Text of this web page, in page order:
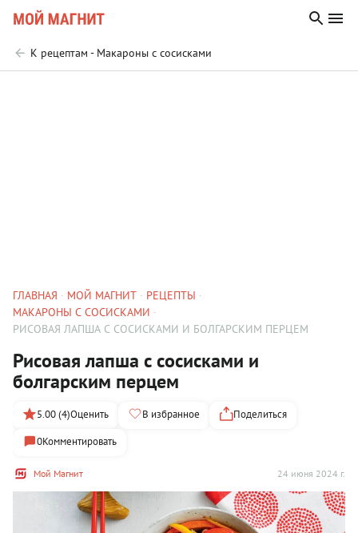
К рецептам - Макароны с сосисками
ГЛАВНАЯ МОЙ МАГНИТ
РЕЦЕПТЫ
МАКАРОНЫ С СОСИСКАМИ
РИСОВАЯ ЛАПША С СОСИСКАМИ И БОЛГАРСКИМ ПЕРЦЕМ
Рисовая лапша с сосисками и
болгарским перцем
Мой Магнит 24 июня 2024 г.
5.00 (4)Оценить В избранное
Поделиться
0Комментировать